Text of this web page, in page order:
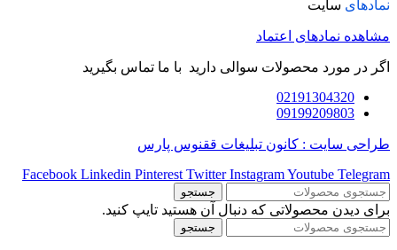
نمادهای سایت
مشاهده نمادهای اعتماد
اگر در مورد محصولات سوالی دارید با ما تماس بگیرید
02191304320
09199209803
طراحی سایت : کانون تبلیغات ققنوس پارس
Facebook Linkedin Pinterest Twitter InstagramYoutube Telegram
جستجو
برای دیدن محصولاتی که دنبال آن هستید تایپ کنید.
جستجو